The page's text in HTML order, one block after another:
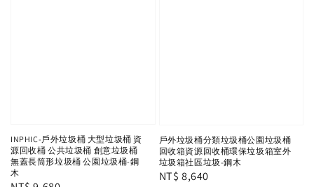
INPHIC-戶外垃圾桶 大型垃圾桶 資
源回收桶 公共垃圾桶 創意垃圾桶
無蓋長筒形垃圾桶 公園垃圾桶-鋼
木
戶外垃圾桶分類垃圾桶公園垃圾桶
回收箱資源回收桶環保垃圾箱室外
垃圾箱社區垃圾-鋼木
Regular
NT$ 8,640